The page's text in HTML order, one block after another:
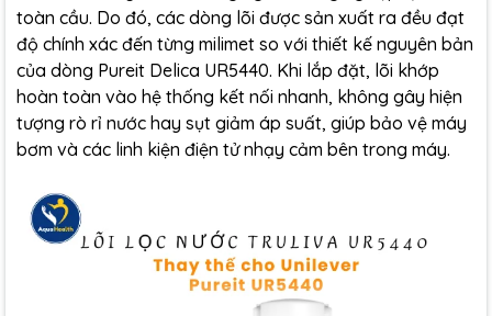
toàn cầu. Do đó, các dòng lõi được sản xuất ra đều đạt
độ chính xác đến từng milimet so với thiết kế nguyên bản
của dòng Pureit Delica UR5440. Khi lắp đặt, lõi khớp
hoàn toàn vào hệ thống kết nối nhanh, không gây hiện
tượng rò rỉ nước hay sụt giảm áp suất, giúp bảo vệ máy
bơm và các linh kiện điện tử nhạy cảm bên trong máy.